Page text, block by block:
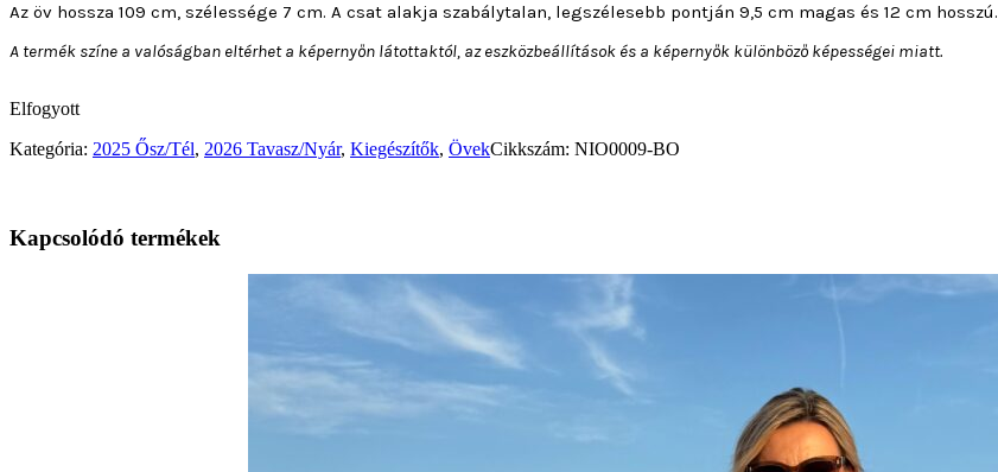
Az öv hossza 109 cm, szélessége 7 cm. A csat alakja szabálytalan, legszélesebb pontján 9,5 cm magas és 12 cm hosszú.
A termék színe a valóságban eltérhet a képernyőn látottaktól, az eszközbeállítások és a képernyők különböző képességei miatt.
Elfogyott
Kategória: 2025 Ősz/Tél, 2026 Tavasz/Nyár, Kiegészítők, ÖvekCikkszám: NIO0009-BO
Kapcsolódó termékek